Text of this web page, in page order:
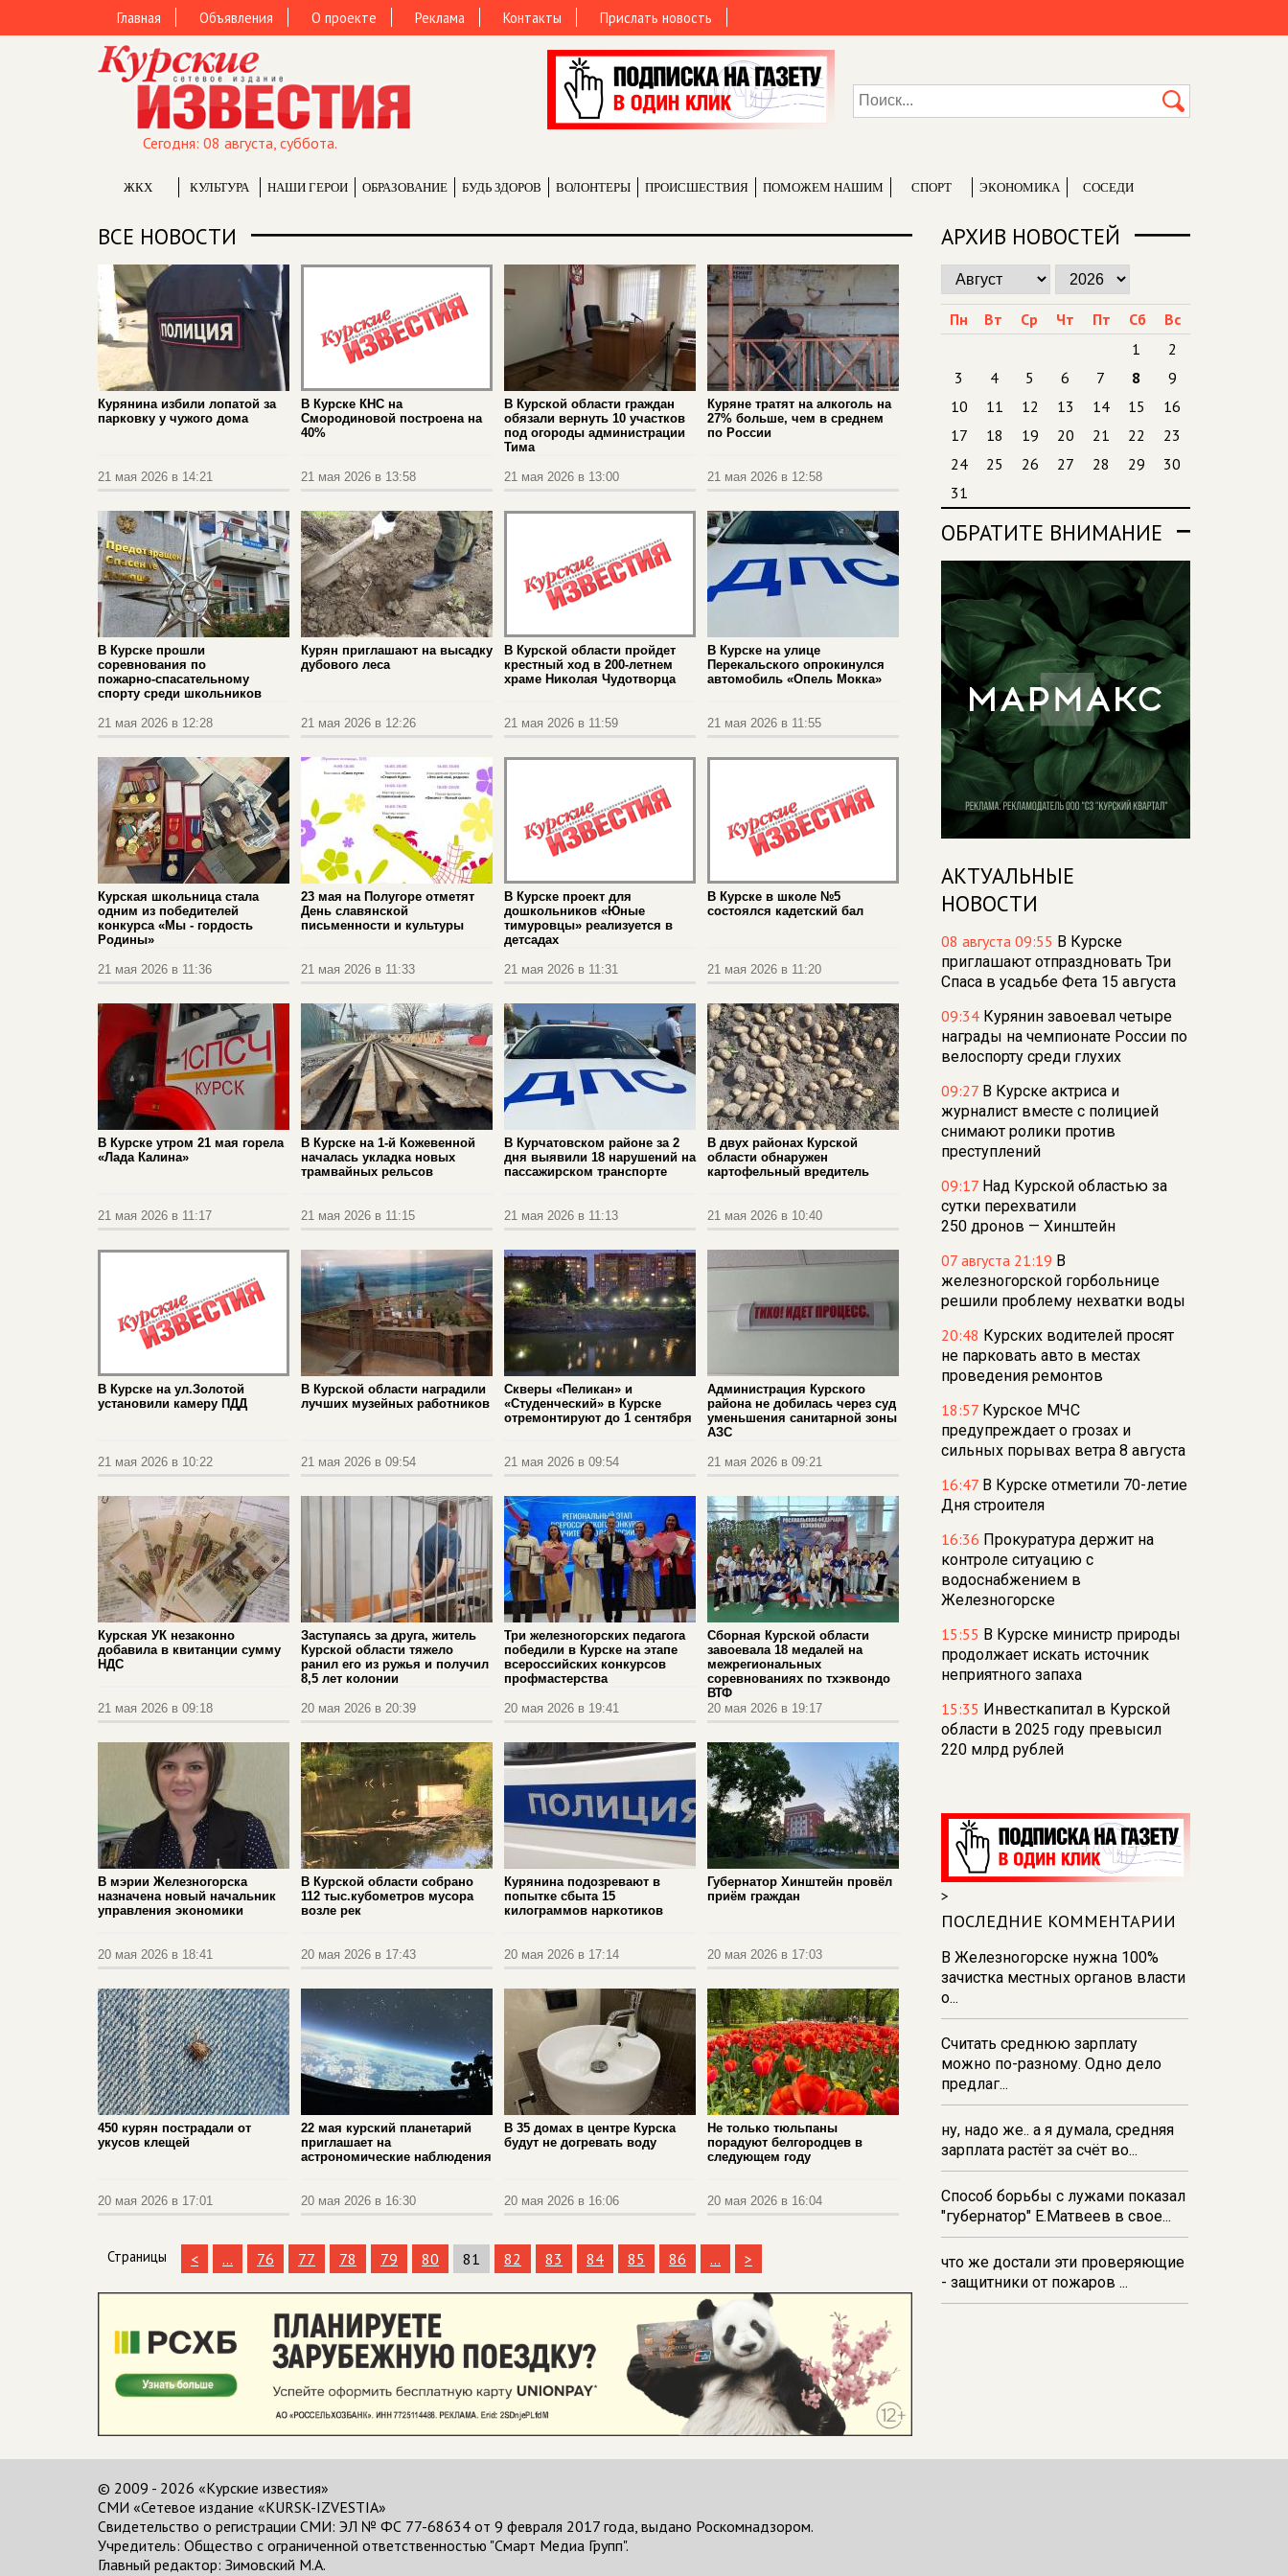
Главная Объявления О проекте Реклама Контакты Прислать новость
Сегодня: 08 августа, суббота.
ЖКХ КУЛЬТУРА НАШИ ГЕРОИ ОБРАЗОВАНИЕ БУДЬ ЗДОРОВ ВОЛОНТЕРЫ ПРОИCШЕСТВИЯ ПОМОЖЕМ НАШИМ СПОРТ ЭКОНОМИКА СОСЕДИ
ВСЕ НОВОСТИ
Курянина избили лопатой за
парковку у чужого дома
21 мая 2026 в 14:21
В Курске КНС на
Смородиновой построена на
40%
21 мая 2026 в 13:58
В Курской области граждан
обязали вернуть 10 участков
под огороды администрации
Тима
21 мая 2026 в 13:00
Куряне тратят на алкоголь на
27% больше, чем в среднем
по России
21 мая 2026 в 12:58
В Курске прошли
соревнования по
пожарно‑спасательному
спорту среди школьников
21 мая 2026 в 12:28
Курян приглашают на высадку
дубового леса
21 мая 2026 в 12:26
В Курской области пройдет
крестный ход в 200-летнем
храме Николая Чудотворца
21 мая 2026 в 11:59
В Курске на улице
Перекальского опрокинулся
автомобиль «Опель Мокка»
21 мая 2026 в 11:55
Курская школьница стала
одним из победителей
конкурса «Мы - гордость
Родины»
21 мая 2026 в 11:36
23 мая на Полугоре отметят
День славянской
письменности и культуры
21 мая 2026 в 11:33
В Курске проект для
дошкольников «Юные
тимуровцы» реализуется в
детсадах
21 мая 2026 в 11:31
В Курске в школе №5
состоялся кадетский бал
21 мая 2026 в 11:20
В Курске утром 21 мая горела
«Лада Калина»
21 мая 2026 в 11:17
В Курске на 1-й Кожевенной
началась укладка новых
трамвайных рельсов
21 мая 2026 в 11:15
В Курчатовском районе за 2
дня выявили 18 нарушений на
пассажирском транспорте
21 мая 2026 в 11:13
В двух районах Курской
области обнаружен
картофельный вредитель
21 мая 2026 в 10:40
В Курске на ул.Золотой
установили камеру ПДД
21 мая 2026 в 10:22
В Курской области наградили
лучших музейных работников
21 мая 2026 в 09:54
Скверы «Пеликан» и
«Студенческий» в Курске
отремонтируют до 1 сентября
21 мая 2026 в 09:54
Администрация Курского
района не добилась через суд
уменьшения санитарной зоны
АЗС
21 мая 2026 в 09:21
Курская УК незаконно
добавила в квитанции сумму
НДС
21 мая 2026 в 09:18
Заступаясь за друга, житель
Курской области тяжело
ранил его из ружья и получил
8,5 лет колонии
20 мая 2026 в 20:39
Три железногорских педагога
победили в Курске на этапе
всероссийских конкурсов
профмастерства
20 мая 2026 в 19:41
Сборная Курской области
завоевала 18 медалей на
межрегиональных
соревнованиях по тхэквондо
ВТФ
20 мая 2026 в 19:17
В мэрии Железногорска
назначена новый начальник
управления экономики
20 мая 2026 в 18:41
В Курской области собрано
112 тыс.кубометров мусора
возле рек
20 мая 2026 в 17:43
Курянина подозревают в
попытке сбыта 15
килограммов наркотиков
20 мая 2026 в 17:14
Губернатор Хинштейн провёл
приём граждан
20 мая 2026 в 17:03
450 курян пострадали от
укусов клещей
20 мая 2026 в 17:01
22 мая курский планетарий
приглашает на
астрономические наблюдения
20 мая 2026 в 16:30
В 35 домах в центре Курска
будут не догревать воду
20 мая 2026 в 16:06
Не только тюльпаны
порадуют белгородцев в
следующем году
20 мая 2026 в 16:04
Страницы < ... 76 77 78 79 80 81 82 83 84 85 86 ... >
АРХИВ НОВОСТЕЙ
Пн Вт Ср Чт Пт Сб
Вс
1
2
3
4 5 6 7 8
9
10
11 12 13 14 15
16
17
18 19 20 21 22
23
24
25 26 27 28 29
30
31
ОБРАТИТЕ ВНИМАНИЕ
АКТУАЛЬНЫЕ
НОВОСТИ
08 августа 09:55 В Курске
приглашают отпраздновать Три
Спаса в усадьбе Фета 15 августа
09:34 Курянин завоевал четыре
награды на чемпионате России по
велоспорту среди глухих
09:27 В Курске актриса и
журналист вместе с полицией
снимают ролики против
преступлений
09:17 Над Курской областью за
сутки перехватили
250 дронов — Хинштейн
07 августа 21:19 В
железногорской горбольнице
решили проблему нехватки воды
20:48 Курских водителей просят
не парковать авто в местах
проведения ремонтов
18:57 Курское МЧС
предупреждает о грозах и
сильных порывах ветра 8 августа
16:47 В Курске отметили 70-летие
Дня строителя
16:36 Прокуратура держит на
контроле ситуацию с
водоснабжением в
Железногорске
15:55 В Курске министр природы
продолжает искать источник
неприятного запаха
15:35 Инвесткапитал в Курской
области в 2025 году превысил
220 млрд рублей
24,7 тыс. человек
14:50
Глава Железногорска
назвал причины перебоев с
водой
14:01На водоемах Курской
области погибли 10 человек, двое
из них - дети
12:46
видит экономику в реальном
времени
>
ПОСЛЕДНИЕ КОММЕНТАРИИ
В Железногорске нужна 100%
зачистка местных органов власти
о...
Считать среднюю зарплату
можно по-разному. Одно дело
предлаг...
ну, надо же.. а я думала, средняя
зарплата растёт за счёт во...
Способ борьбы с лужами показал
"губернатор" Е.Матвеев в свое...
что же достали эти проверяющие
- защитники от пожаров ...
© 2009 - 2026 «Курские известия»
СМИ «Сетевое издание «KURSK-IZVESTIA»
Свидетельство о регистрации СМИ: ЭЛ № ФС 77-68634 от 9 февраля 2017 года, выдано Роскомнадзором.
Учредитель: Общество с ограниченной ответственностью "Смарт Медиа Групп".
Главный редактор: Зимовский М.А.